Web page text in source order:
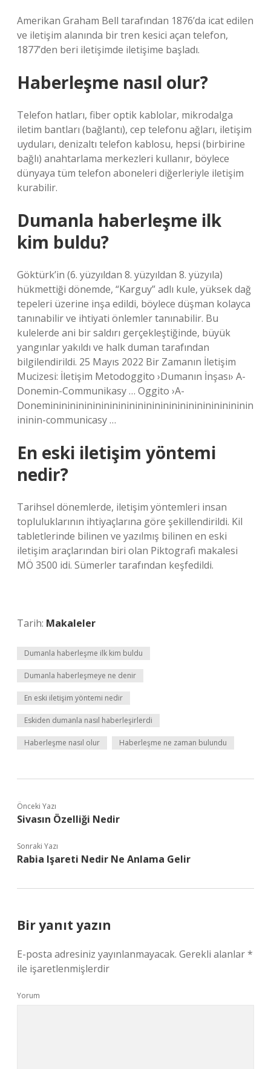
Amerikan Graham Bell tarafından 1876’da icat edilen
ve iletişim alanında bir tren kesici açan telefon,
1877’den beri iletişimde iletişime başladı.
Haberleşme nasıl olur?
Telefon hatları, fiber optik kablolar, mikrodalga
iletim bantları (bağlantı), cep telefonu ağları, iletişim
uyduları, denizaltı telefon kablosu, hepsi (birbirine
bağlı) anahtarlama merkezleri kullanır, böylece
dünyaya tüm telefon aboneleri diğerleriyle iletişim
kurabilir.
Dumanla haberleşme ilk
kim buldu?
Göktürk’in (6. yüzyıldan 8. yüzyıldan 8. yüzyıla)
hükmettiği dönemde, “Karguy” adlı kule, yüksek dağ
tepeleri üzerine inşa edildi, böylece düşman kolayca
tanınabilir ve ihtiyati önlemler tanınabilir. Bu
kulelerde ani bir saldırı gerçekleştiğinde, büyük
yangınlar yakıldı ve halk duman tarafından
bilgilendirildi. 25 Mayıs 2022 Bir Zamanın İletişim
Mucizesi: İletişim Metodoggito ›Dumanın İnşası› A-
Donemin-Communikasy … Oggito ›A-
Doneminininininininininininininininininininininininin
ininin-communicasy …
En eski iletişim yöntemi
nedir?
Tarihsel dönemlerde, iletişim yöntemleri insan
topluluklarının ihtiyaçlarına göre şekillendirildi. Kil
tabletlerinde bilinen ve yazılmış bilinen en eski
iletişim araçlarından biri olan Piktografi makalesi
MÖ 3500 idi. Sümerler tarafından keşfedildi.
Tarih: Makaleler
Dumanla haberleşme ilk kim buldu
Dumanla haberleşmeye ne denir
En eski iletişim yöntemi nedir
Eskiden dumanla nasıl haberleşirlerdi
Haberleşme nasıl olur Haberleşme ne zaman bulundu
Önceki Yazı
Sivasın Özelliği Nedir
Sonraki Yazı
Rabia Işareti Nedir Ne Anlama Gelir
Bir yanıt yazın
E-posta adresiniz yayınlanmayacak. Gerekli alanlar*
ile işaretlenmişlerdir
Yorum